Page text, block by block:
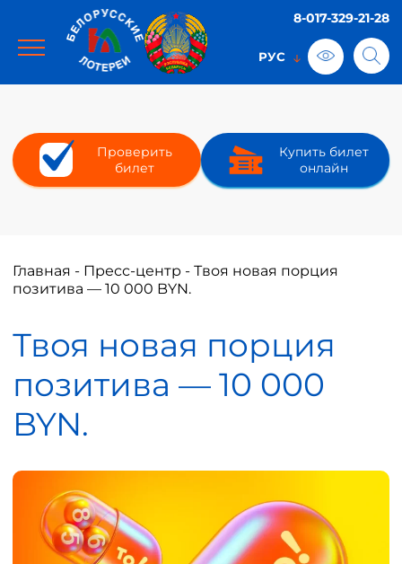
8-017-329-21-28
Проверить
билет
Купить билет
онлайн
Главная - Пресс-центр - Твоя новая порция
позитива — 10 000 BYN.
Твоя новая порция
позитива — 10 000
BYN.